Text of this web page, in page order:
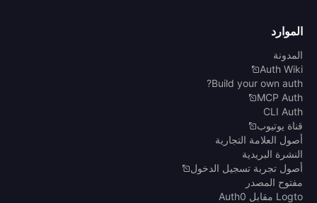
الموارد
المدونة
Auth Wiki
Build your own auth?
MCP Auth
CLI Auth
قناة يوتيوب
أصول العلامة التجارية
النشرة البريدية
أصول تجربة تسجيل الدخول
مفتوح المصدر
Logto مقابل Auth0